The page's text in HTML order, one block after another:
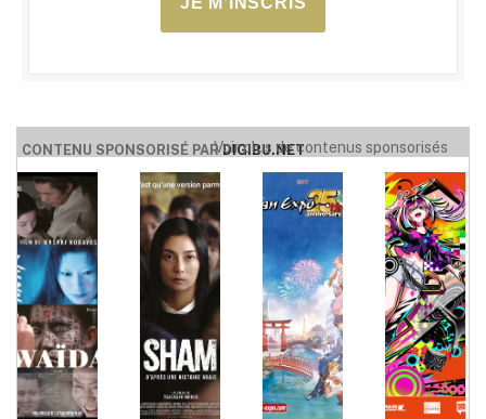
CONTENU SPONSORISÉ PARDIGIBU.NET
Voir plus de contenus sponsorisés